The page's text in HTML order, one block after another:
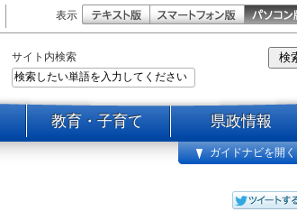
表示
サイト内検索
教育・子育て 県政情報
ガイドナビを開く